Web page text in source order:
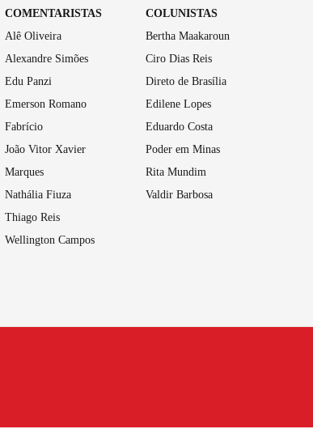
COMENTARISTAS
Alê Oliveira
Alexandre Simões
Edu Panzi
Emerson Romano
Fabrício
João Vitor Xavier
Marques
Nathália Fiuza
Thiago Reis
Wellington Campos
COLUNISTAS
Bertha Maakaroun
Ciro Dias Reis
Direto de Brasília
Edilene Lopes
Eduardo Costa
Poder em Minas
Rita Mundim
Valdir Barbosa